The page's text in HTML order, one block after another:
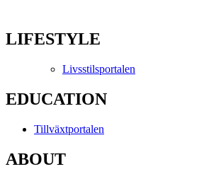
LIFESTYLE
Livsstilsportalen
EDUCATION
Tillväxtportalen
ABOUT